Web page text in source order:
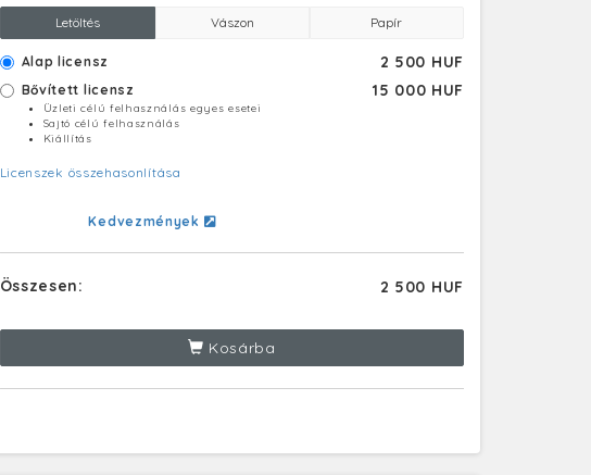
Letöltés Vászon Papír
Alap licensz 2 500 HUF
Bővített licensz 15 000 HUF
Üzleti célú felhasználás egyes esetei
Sajtó célú felhasználás
Kiállítás
Licenszek összehasonlítása
Kedvezmények
Összesen: 2 500 HUF
Kosárba